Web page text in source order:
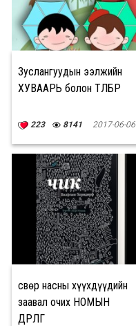
Зуслангуудын ээлжийн
ХУВААРЬ болон ТӨЛБӨР
223 8141 2017-06-06
Өсвөр насны хүүхдүүдийн
заавал очих НОМЫН
ӨДӨРЛӨГ